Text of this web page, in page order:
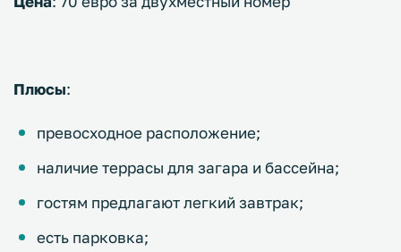
Плюсы:
превосходное расположение;
наличие террасы для загара и бассейна;
гостям предлагают легкий завтрак;
есть парковка;